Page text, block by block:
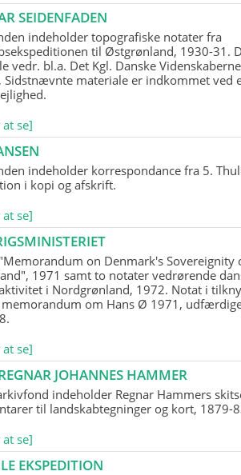
SEIDENFADEN
indeholder topografiske notater fra
til Østgrønland, 1930-31.
vedr. bl.a. Det Kgl. Danske
Sidstnævnte materiale er indkommet ved
se]
indeholder korrespondance fra 5.
i kopi og afskrift.
se]
on Denmark's Sovereignity
1971 samt to notater vedrørende
i Nordgrønland, 1972. Notat i
om Hans Ø 1971,
se]
JOHANNES HAMMER
indeholder Regnar Hammers
til landskabtegninger og kort, 1879-
se]
EKSPEDITION